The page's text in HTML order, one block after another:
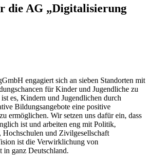
die AG „Digitalisierung
engagiert sich an sieben Standorten mit
für Kinder und Jugendliche zu
es, Kindern und Jugendlichen durch
Bildungsangebote eine positive
ermöglichen. Wir setzen uns dafür ein, dass
ist und arbeiten eng mit Politik,
Hochschulen und Zivilgesellschaft
ist die Verwirklichung von
in ganz Deutschland.